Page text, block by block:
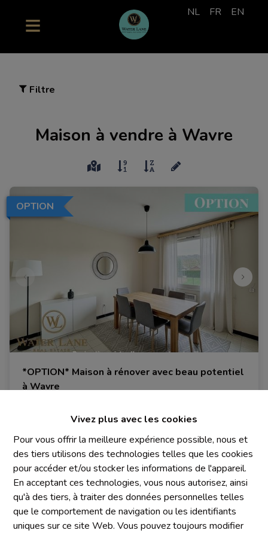
Vivez plus avec les cookies
Pour vous offrir la meilleure expérience possible, nous et
des tiers utilisons des technologies telles que les cookies
pour accéder et/ou stocker les informations de l'appareil.
En acceptant ces technologies, vous nous autorisez, ainsi
qu'à des tiers, à traiter des données personnelles telles
que le comportement de navigation ou les identifiants
uniques sur ce site Web. Vous pouvez toujours modifier
NL FR EN
Filtre
Maison à vendre à Wavre
OPTION
*OPTION* Maison à rénover avec beau potentiel
à Wavre
€ 249.000
2 1 328 m²